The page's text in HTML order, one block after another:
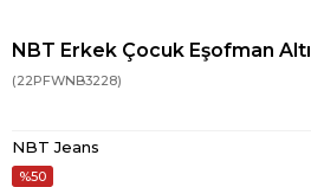
NBT Erkek Çocuk Eşofman Altı
(22PFWNB3228)
NBT Jeans
50